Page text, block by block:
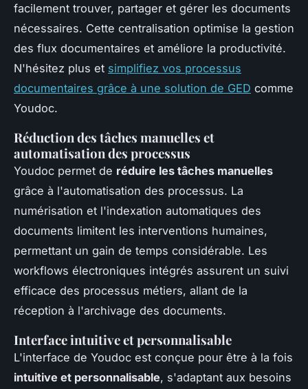
facilement trouver, partager et gérer les documents
nécessaires. Cette centralisation optimise la gestion
des flux documentaires et améliore la productivité.
N'hésitez plus et simplifiez vos processus
documentaires grâce à une solution de GED comme
Youdoc.
Réduction des tâches manuelles et
automatisation des processus
Youdoc permet de réduire les tâches manuelles
grâce à l'automatisation des processus. La
numérisation et l'indexation automatiques des
documents limitent les interventions humaines,
permettant un gain de temps considérable. Les
workflows électroniques intégrés assurent un suivi
efficace des processus métiers, allant de la
réception à l'archivage des documents.
Interface intuitive et personnalisable
L'interface de Youdoc est conçue pour être à la fois
intuitive et personnalisable, s'adaptant aux besoins